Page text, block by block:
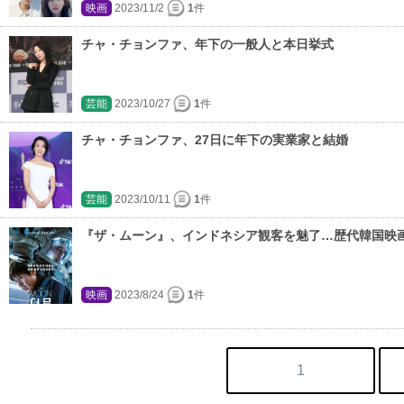
映画 2023/11/2 1件
チャ・チョンファ、年下の一般人と本日挙式
芸能 2023/10/27 1件
チャ・チョンファ、27日に年下の実業家と結婚
芸能 2023/10/11 1件
『ザ・ムーン』、インドネシア観客を魅了…歴代韓国映
映画 2023/8/24 1件
1